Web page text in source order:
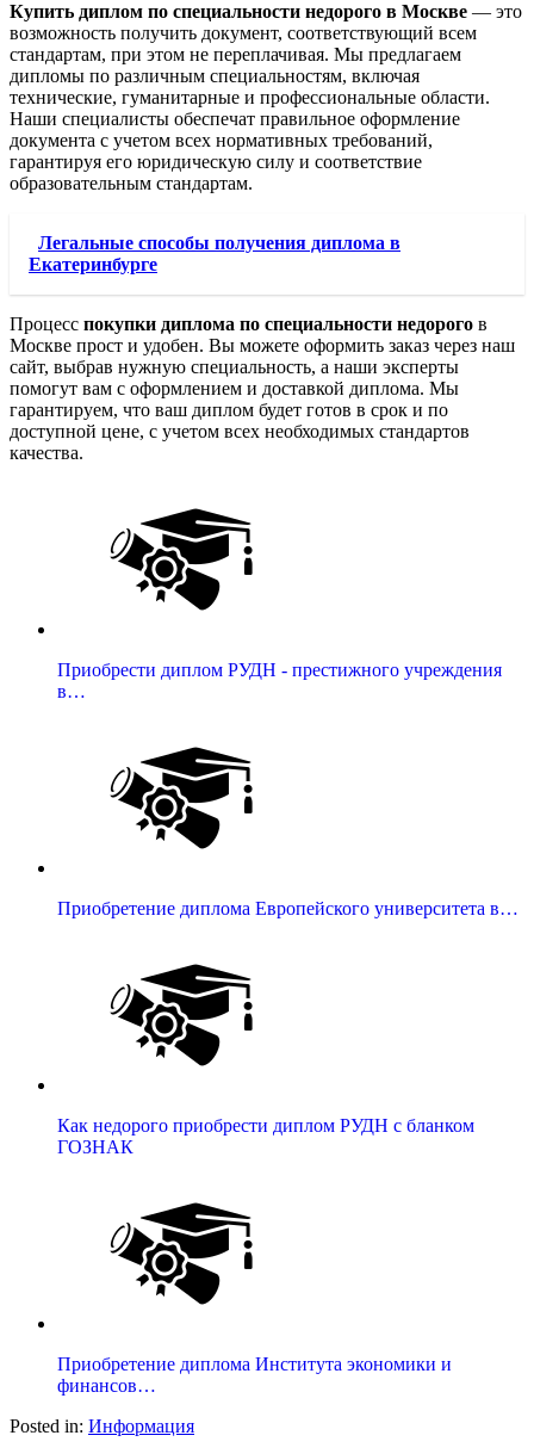
Купить диплом по специальности недорого в Москве — это
возможность получить документ, соответствующий всем
стандартам, при этом не переплачивая. Мы предлагаем
дипломы по различным специальностям, включая
технические, гуманитарные и профессиональные области.
Наши специалисты обеспечат правильное оформление
документа с учетом всех нормативных требований,
гарантируя его юридическую силу и соответствие
образовательным стандартам.
Легальные способы получения диплома в
Екатеринбурге
Процесс покупки диплома по специальности недорого в
Москве прост и удобен. Вы можете оформить заказ через наш
сайт, выбрав нужную специальность, а наши эксперты
помогут вам с оформлением и доставкой диплома. Мы
гарантируем, что ваш диплом будет готов в срок и по
доступной цене, с учетом всех необходимых стандартов
качества.
Приобрести диплом РУДН - престижного учреждения
в…
Приобретение диплома Европейского университета в…
Как недорого приобрести диплом РУДН с бланком
ГОЗНАК
Приобретение диплома Института экономики и
финансов…
Posted in: Информация